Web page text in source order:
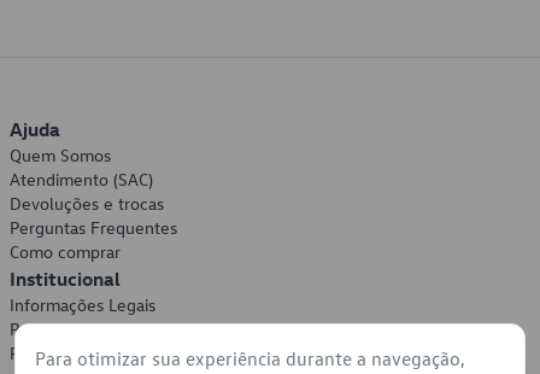
Ajuda
Quem Somos
Atendimento (SAC)
Devoluções e trocas
Perguntas Frequentes
Como comprar
Institucional
Informações Legais
Política de Privacidade
Política de Cookies
Para otimizar sua experiência durante a navegação,